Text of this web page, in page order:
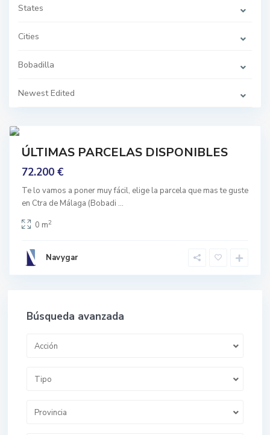
States
Cities
Bobadilla
Newest Edited
b
i
l
a
,
a
a
ÚLTIMAS PARCELAS DISPONIBLES
72.200 €
Te lo vamos a poner muy fácil, elige la parcela que mas te guste
en Ctra de Málaga (Bobadi ...
0 m2
Navygar
Búsqueda avanzada
Acción
Tipo
Provincia